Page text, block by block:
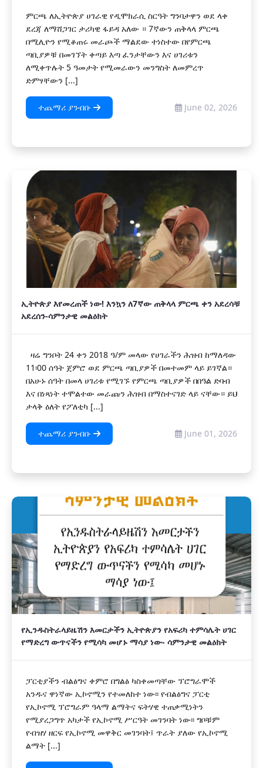
​ምርጫ ለኢትዮጵያ ሀገራዊ የዲሞክራሲ ስርዓት ግንባታዋን ወደ ላቀ
ደረጃ ለማሸጋገር ታሪካዊ ፋይዳ አለው ። 7ኛውን ጠቅላላ ምርጫ
በሚሊዮን የሚቆጠሩ መራጮች ማልደው ተነስተው በየምርጫ
ጣቢያዎቹ በመገኘት ቀጣይ እጣ ፈንታቸውን እና ሀገሪቱን
ለሚቀጥሉት 5 ዓመታት የሚመራውን መንግስት ለመምረጥ
ድምፃቸውን [...]
ተጨማሪ ያንብቡ June 02, 2026
ኢትዮጵያ እየመረጠች ነው! እንኳን ለ7ኛው ጠቅላላ ምርጫ ቀን አደረሳቹ
አደረሰን-ሳምንታዊ መልዕክት
ዛሬ ግንቦት 24 ቀን 2018 ዓ/ም መላው የሀገራችን ሕዝብ ከማለዳው
11፡00 ሰዓት ጀምሮ ወደ ምርጫ ጣቢያዎች በመተመም ላይ ይገኛል።
በአሁኑ ሰዓት በመላ ሀገሪቱ የሚገኙ የምርጫ ጣቢያዎች በበዓል ድባብ
እና በነጻነት ተሞልተው መራጩን ሕዝብ በማስተናገድ ላይ ናቸው። ይህ
ታላቅ ዕለት የፖለቲካ [...]
ተጨማሪ ያንብቡ June 01, 2026
የኢንዱስትራላይዜሽን እመርታችን ኢትዮጵያን የአፍሪካ ተምሳሌት ሀገር
የማድረግ ውጥናችን የሚሳካ መሆኑ ማሳያ ነው- ሳምንታዊ መልዕክት
ፓርቲያችን ብልፅግና ቀምሮ በግልፅ ካስቀመጣቸው ፕሮግራሞች
አንዱና ዋነኛው ኢኮኖሚን የተመለከተ ነው፡፡ የብልፅግና ፓርቲ
የኢኮኖሚ ፕሮግራም ዓላማ ልማትና ፍትሃዊ ተጠቃሚነትን
የሚያረጋግጥ አካታች የኢኮኖሚ ሥርዓት መገንባት ነው፡፡ ግቦቹም
የብዝሃ ዘርፍ የኢኮኖሚ መዋቅር መገንባት፤ ጥራት ያለው የኢኮኖሚ
ልማት [...]